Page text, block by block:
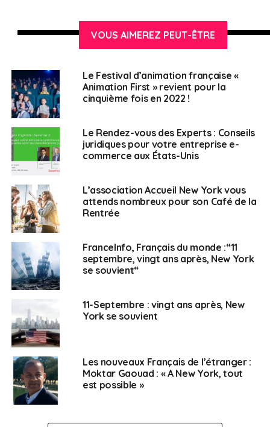
comme havre d’innovation et de libre expression. Notre
objectif est d’inspirer un monde plus conscient à travers
l’art de la photographie.“
Français aux USA
VOUS AIMEREZ PEUT-ÊTRE
Le Festival d’animation française «
Animation First » revient pour la
cinquième fois en 2022 !
Le Rendez-vous des Experts : Conseils
juridiques pour votre entreprise e-
commerce aux États-Unis
L’association Accueil New York vous
attends nombreux pour son Café de la
Rentrée
FranceInfo, Français du monde :“11
septembre, vingt ans après, New York
se souvient“
11-Septembre : vingt ans après, New
York se souvient
Les nouveaux Français de l’étranger :
Moktar Gaouad : « A New York, tout
est possible »